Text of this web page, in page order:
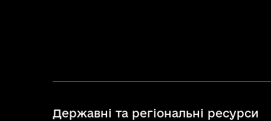
Державні та регіональні ресурси